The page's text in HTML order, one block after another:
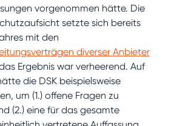
vorgenommen hätte. Die
setzte sich bereits
mit den
diverser Anbieter
Ergebnis war verheerend. Auf
die DSK beispielsweise
um (1.) offene Fragen zu
(2.) eine für das gesamte